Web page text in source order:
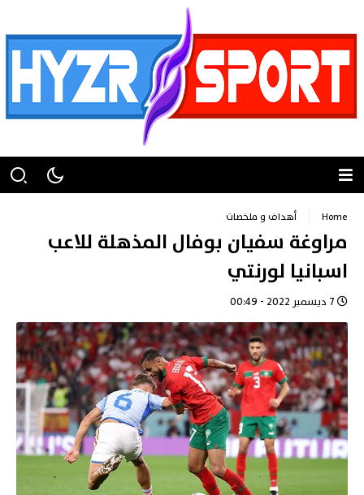
Home أهداف و ملخصات
مراوغة سفيان بوفال المذهلة للاعب
اسبانيا لورنتي